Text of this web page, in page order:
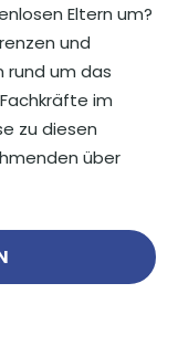
Eltern um?
und
rund um das
im
zu diesen
über